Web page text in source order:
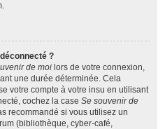
?
de moi lors de votre connexion,
une durée déterminée. Cela
votre compte à votre insu en utilisant
cochez la case Se souvenir de
recommandé si vous utilisez un
(bibliothèque, cyber-café,